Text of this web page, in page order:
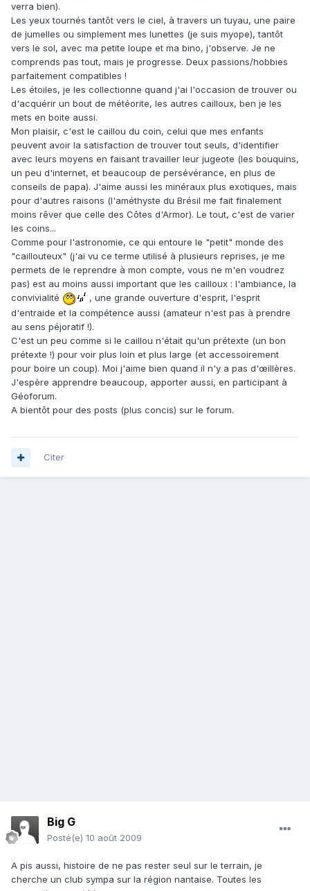
verra bien).
Les yeux tournés tantôt vers le ciel, à travers un tuyau, une paire
de jumelles ou simplement mes lunettes (je suis myope), tantôt
vers le sol, avec ma petite loupe et ma bino, j'observe. Je ne
comprends pas tout, mais je progresse. Deux passions/hobbies
parfaitement compatibles !
Les étoiles, je les collectionne quand j'ai l'occasion de trouver ou
d'acquérir un bout de météorite, les autres cailloux, ben je les
mets en boite aussi.
Mon plaisir, c'est le caillou du coin, celui que mes enfants
peuvent avoir la satisfaction de trouver tout seuls, d'identifier
avec leurs moyens en faisant travailler leur jugeote (les bouquins,
un peu d'internet, et beaucoup de persévérance, en plus de
conseils de papa). J'aime aussi les minéraux plus exotiques, mais
pour d'autres raisons (l'améthyste du Brésil me fait finalement
moins rêver que celle des Côtes d'Armor). Le tout, c'est de varier
les coins...
Comme pour l'astronomie, ce qui entoure le "petit" monde des
"caillouteux" (j'ai vu ce terme utilisé à plusieurs reprises, je me
permets de le reprendre à mon compte, vous ne m'en voudrez
pas) est au moins aussi important que les cailloux : l'ambiance, la
convivialité
, une grande ouverture d'esprit, l'esprit
d'entraide et la compétence aussi (amateur n'est pas à prendre
au sens péjoratif !).
C'est un peu comme si le caillou n'était qu'un prétexte (un bon
prétexte !) pour voir plus loin et plus large (et accessoirement
pour boire un coup). Moi j'aime bien quand il n'y a pas d'œillères.
J'espère apprendre beaucoup, apporter aussi, en participant à
Géoforum.
A bientôt pour des posts (plus concis) sur le forum.
Citer
Big G
Posté(e) 10 août 2009
A pis aussi, histoire de ne pas rester seul sur le terrain, je
cherche un club sympa sur la région nantaise. Toutes les